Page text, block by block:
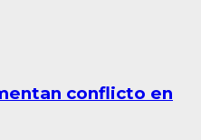
conflicto en